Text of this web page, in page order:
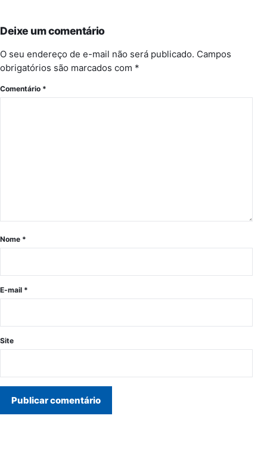
Deixe um comentário
O seu endereço de e-mail não será publicado. Campos
obrigatórios são marcados com *
Comentário *
Nome *
E-mail *
Site